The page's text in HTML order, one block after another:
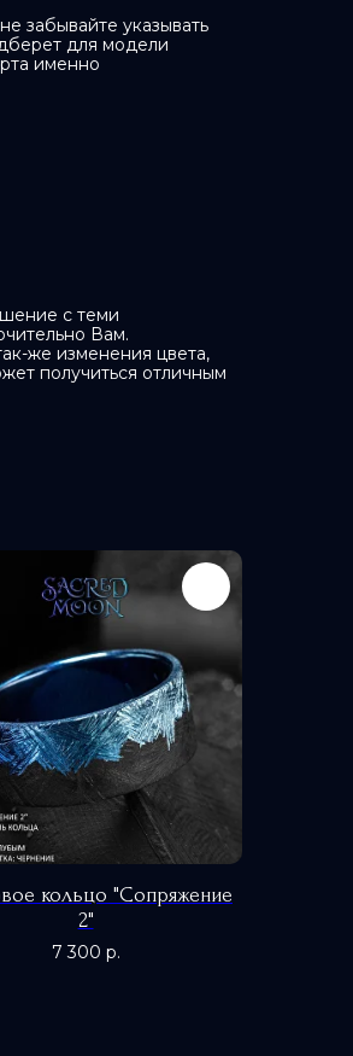
забывайте указывать
для модели
именно
с теми
Вам.
же изменения цвета,
получиться отличным
кольцо "Сопряжение
2"
7 300 р.